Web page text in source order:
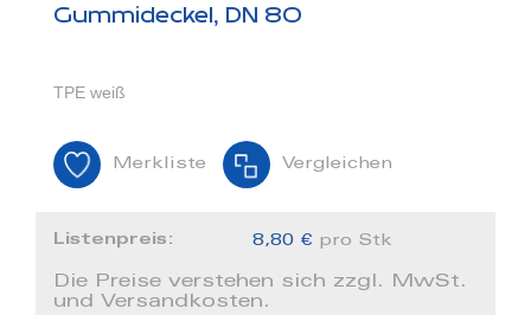
Gummideckel, DN 80
TPE weiß
Merkliste Vergleichen
Listenpreis: 8,80 € pro Stk
Die Preise verstehen sich zzgl. MwSt.
und Versandkosten.